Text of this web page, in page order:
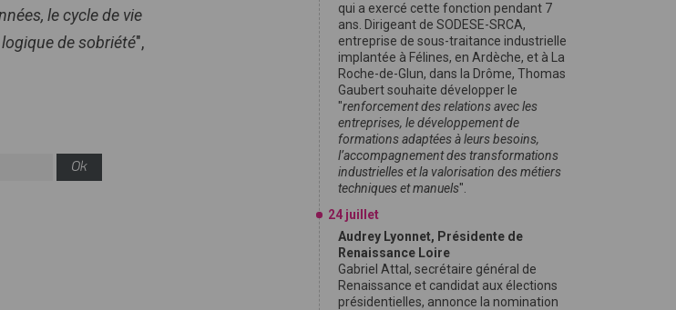
le cycle de vie
de sobriété",
Ok
qui a exercé cette fonction pendant 7
ans. Dirigeant de SODESE-SRCA,
entreprise de sous-traitance industrielle
implantée à Félines, en Ardèche, et à La
Roche-de-Glun, dans la Drôme, Thomas
Gaubert souhaite développer le
"renforcement des relations avec les
entreprises, le développement de
formations adaptées à leurs besoins,
l’accompagnement des transformations
industrielles et la valorisation des métiers
techniques et manuels".
24 juillet
Audrey Lyonnet, Présidente de
Renaissance Loire
Gabriel Attal, secrétaire général de
Renaissance et candidat aux élections
présidentielles, annonce la nomination